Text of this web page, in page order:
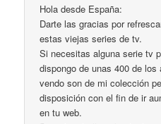
Hola desde España:
Darte las gracias por
estas viejas series de tv.
Si necesitas alguna serie tv
dispongo de unas 400 de
vendo son de mi colección
disposición con el fin de ir
en tu web.